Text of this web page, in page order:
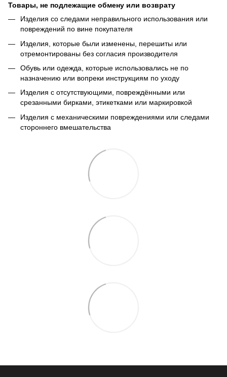
Товары, не подлежащие обмену или возврату
Изделия со следами неправильного использования или
повреждений по вине покупателя
Изделия, которые были изменены, перешиты или
отремонтированы без согласия производителя
Обувь или одежда, которые использовались не по
назначению или вопреки инструкциям по уходу
Изделия с отсутствующими, повреждёнными или
срезанными бирками, этикетками или маркировкой
Изделия с механическими повреждениями или следами
стороннего вмешательства